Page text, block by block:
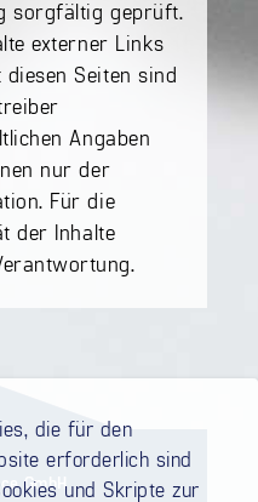
sorgfältig geprüft.
externer Links
Seiten sind
Angaben
nur der
Für die
der Inhalte
GmbH
die für den
erforderlich sind
und Skripte zur